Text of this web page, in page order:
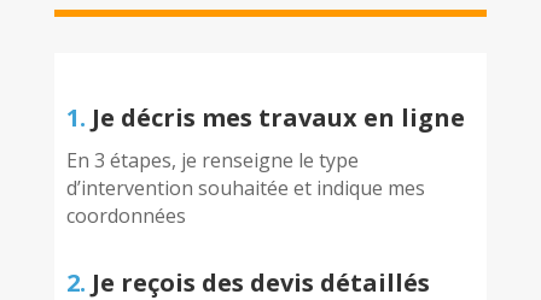
1. Je décris mes travaux en ligne
En 3 étapes, je renseigne le type
d’intervention souhaitée et indique mes
coordonnées
2. Je reçois des devis détaillés